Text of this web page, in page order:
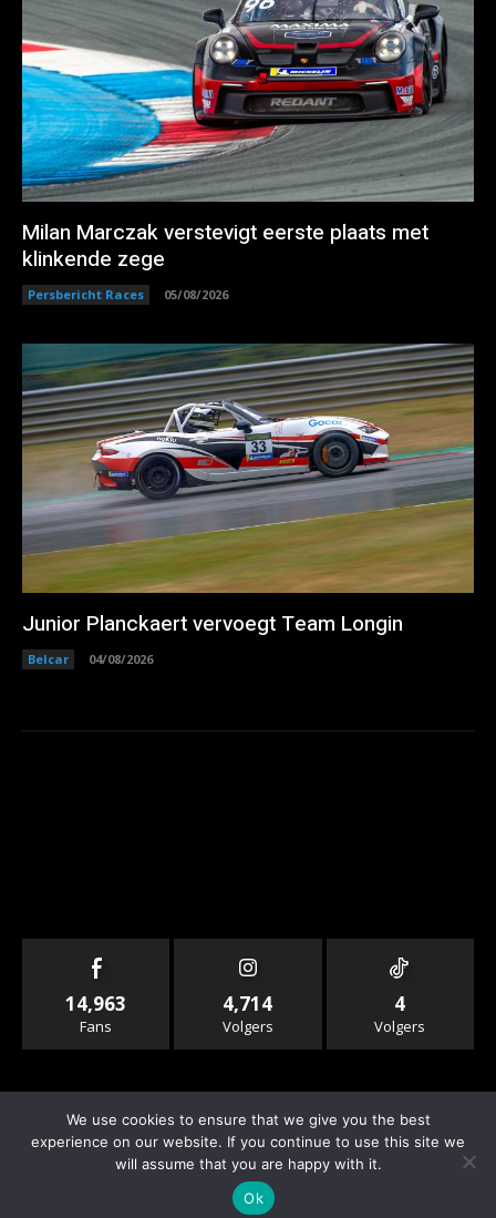
Milan Marczak verstevigt eerste plaats met
klinkende zege
Persbericht Races 05/08/2026
Junior Planckaert vervoegt Team Longin
Belcar 04/08/2026
14,963
Fans
4,714
Volgers
4
Volgers
Info & Contact
We use cookies to ensure that we give you the best
experience on our website. If you continue to use this site we
will assume that you are happy with it.
Ok